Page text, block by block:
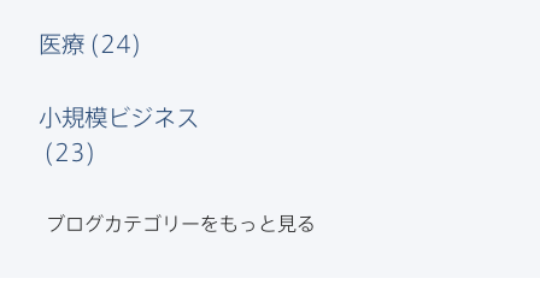
医療 ( 24)
小規模ビジネス
( 23 )
ブログカテゴリーを​もっと​見る